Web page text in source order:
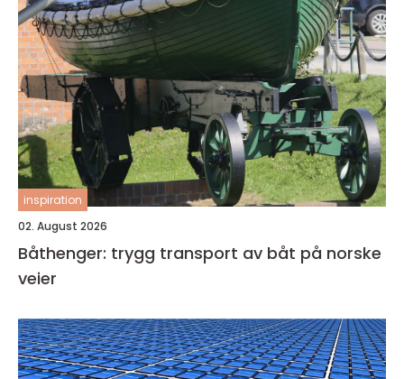
inspiration
02. August 2026
Båthenger: trygg transport av båt på norske
veier